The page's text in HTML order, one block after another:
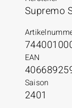
Supremo
EAN
Saison
2401